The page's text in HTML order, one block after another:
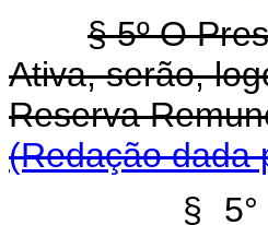
§ 5º O
Ativa, serão,
Reserva
(Redação dada
§